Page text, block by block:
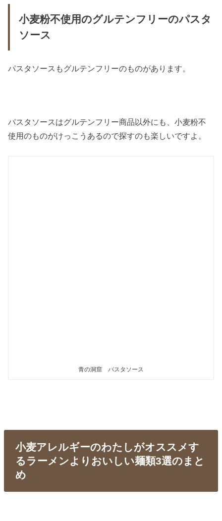
小麦粉不使用のグルテンフリーのパスタ
ソース
パスタソースもグルテンフリーのものがあります。
パスタソースはグルテンフリー商品以外にも、小麦粉不
使用のものがけっこうあるので探すのも楽しいですよ。
青の洞窟 パスタソース
小麦アレルギーのわたしがオススメす
るラーメンよりおいしい麺類3選のまと
め